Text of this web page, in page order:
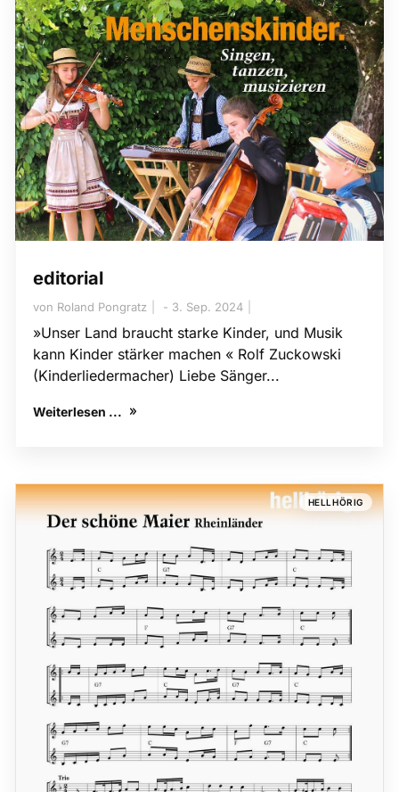
editorial
von Roland Pongratz 3. Sep. 2024
​»Unser Land braucht starke Kinder, und Musik
kann Kinder stärker machen « Rolf Zuckowski
(Kinderliedermacher) Liebe Sänger...
Weiterlesen ...
HELLHÖRIG